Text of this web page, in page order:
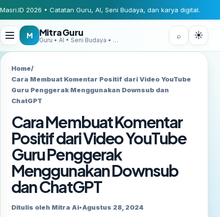
Masri.ID 2026 • Catatan Guru, AI, Seni Budaya, dan karya digital.
M Mitra Guru
Guru • AI • Seni Budaya • Digital Creator
⌕ ☀
Home/
Cara Membuat Komentar Positif dari Video YouTube
Guru Penggerak Menggunakan Downsub dan
ChatGPT
Cara Membuat Komentar
Positif dari Video YouTube
Guru Penggerak
Menggunakan Downsub
dan ChatGPT
Ditulis oleh Mitra Ai•Agustus 28, 2024